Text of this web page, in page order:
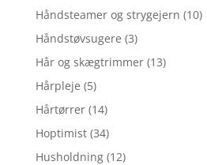
Håndsteamer og strygejern (10)
Håndstøvsugere (3)
Hår og skægtrimmer (13)
Hårpleje (5)
Hårtørrer (14)
Hoptimist (34)
Husholdning (12)